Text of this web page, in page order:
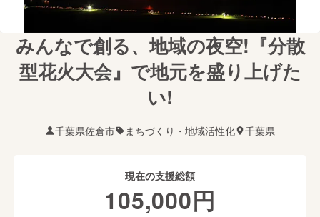
みんなで創る、地域の夜空!『分散
型花火大会』で地元を盛り上げた
い!
千葉県佐倉市 まちづくり・地域活性化 千葉県
現在の支援総額
105,000円